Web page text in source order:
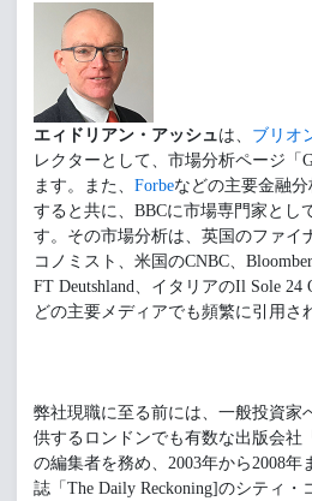
エィドリアン・アッシュは、 ブリオ
レクターとして、市場分析ページ「
ます。また、 Forbeなどの主要金融
すると共に、BBCに市場専門家とし
す。その市場分析は、英国のファイ
コノミスト、米国のCNBC、
FT Deutshland、イタリアのIl Sole
どの主要メディアでも頻繁に引用さ
弊社現職に至る前には、一般投資家
供するロンドンでも有数な出版会社
の編集者を務め、2003年から2008
誌「The Daily Reckoning]のシティ